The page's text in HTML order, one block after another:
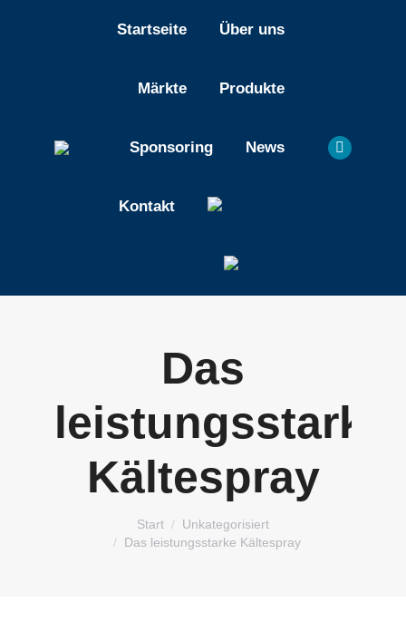
Startseite Über uns
Märkte Produkte
Sponsoring News
Kontakt
Linkedin
Das
leistungsstarke
Kältespray
Sie befinden sich hier:
Start
Unkategorisiert
Das leistungsstarke Kältespray